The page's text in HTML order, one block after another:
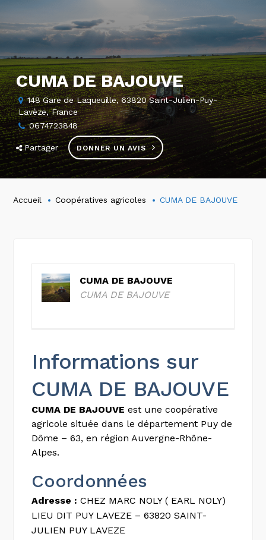
CUMA DE BAJOUVE
148 Gare de Laqueuille, 63820 Saint-Julien-Puy-
Lavèze, France
0674723848
Partager DONNER UN AVIS
Accueil Coopératives agricoles CUMA DE BAJOUVE
CUMA DE BAJOUVE
CUMA DE BAJOUVE
Informations sur
CUMA DE BAJOUVE
CUMA DE BAJOUVE est une coopérative
agricole située dans le département Puy de
Dôme – 63, en région Auvergne-Rhône-
Alpes.
Coordonnées
Adresse : CHEZ MARC NOLY ( EARL NOLY)
LIEU DIT PUY LAVEZE – 63820 SAINT-
JULIEN PUY LAVEZE